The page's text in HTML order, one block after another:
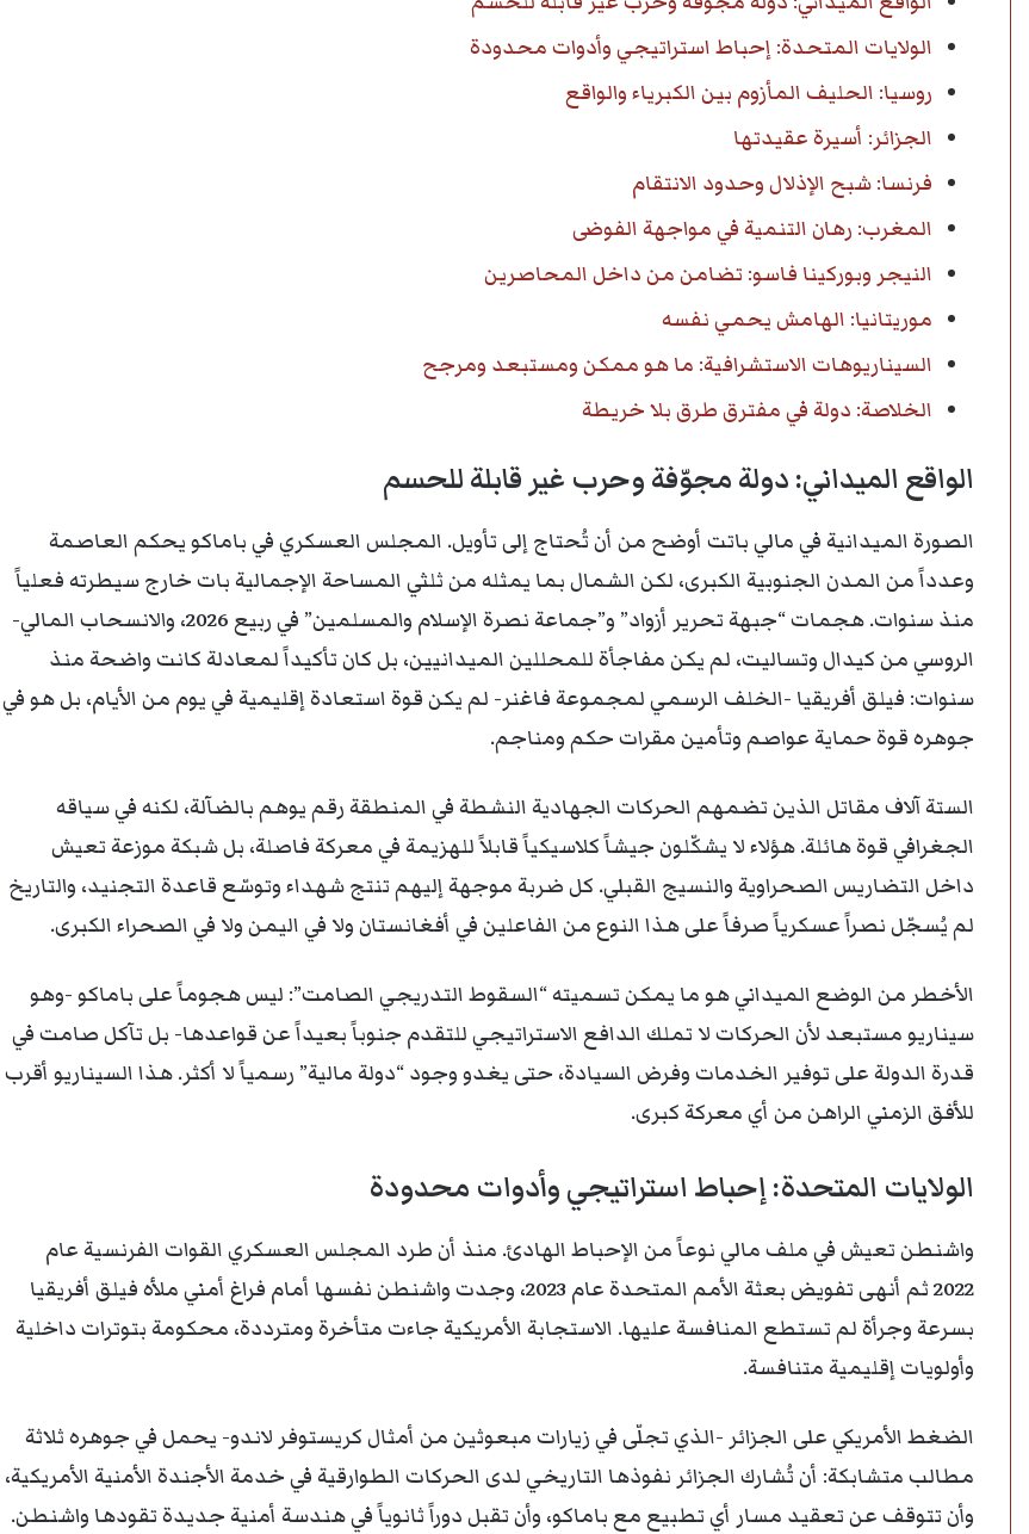
الولايات المتحدة: إحباط استراتيجي وأدوات محدودة
روسيا: الحليف المأزوم بين الكبرياء والواقع
الجزائر: أسيرة عقيدتها
فرنسا: شبح الإذلال وحدود الانتقام
المغرب: رهان التنمية في مواجهة الفوضى
النيجر وبوركينا فاسو: تضامن من داخل المحاصرين
موريتانيا: الهامش يحمي نفسه
السيناريوهات الاستشرافية: ما هو ممكن ومستبعد ومرجح
الخلاصة: دولة في مفترق طرق بلا خريطة
الواقع الميداني: دولة مجوّفة وحرب غير قابلة للحسم
الصورة الميدانية في مالي باتت أوضح من أن تُحتاج إلى تأويل. المجلس العسكري في باماكو يحكم العاصمة
وعدداً من المدن الجنوبية الكبرى، لكن الشمال بما يمثله من ثلثي المساحة الإجمالية بات خارج سيطرته فعلياً
منذ سنوات. هجمات “جبهة تحرير أزواد” و”جماعة نصرة الإسلام والمسلمين” في ربيع 2026، والانسحاب المالي-
الروسي من كيدال وتساليت، لم يكن مفاجأة للمحللين الميدانيين، بل كان تأكيداً لمعادلة كانت واضحة منذ
سنوات: فيلق أفريقيا -الخلف الرسمي لمجموعة فاغنر- لم يكن قوة استعادة إقليمية في يوم من الأيام، بل هو في
جوهره قوة حماية عواصم وتأمين مقرات حكم ومناجم.
الستة آلاف مقاتل الذين تضمهم الحركات الجهادية النشطة في المنطقة رقم يوهم بالضآلة، لكنه في سياقه
الجغرافي قوة هائلة. هؤلاء لا يشكّلون جيشاً كلاسيكياً قابلاً للهزيمة في معركة فاصلة، بل شبكة موزعة تعيش
داخل التضاريس الصحراوية والنسيج القبلي. كل ضربة موجهة إليهم تنتج شهداء وتوسّع قاعدة التجنيد، والتاريخ
لم يُسجّل نصراً عسكرياً صرفاً على هذا النوع من الفاعلين في أفغانستان ولا في اليمن ولا في الصحراء الكبرى.
الأخطر من الوضع الميداني هو ما يمكن تسميته “السقوط التدريجي الصامت”: ليس هجوماً على باماكو -وهو
سيناريو مستبعد لأن الحركات لا تملك الدافع الاستراتيجي للتقدم جنوباً بعيداً عن قواعدها- بل تآكل صامت في
قدرة الدولة على توفير الخدمات وفرض السيادة، حتى يغدو وجود “دولة مالية” رسمياً لا أكثر. هذا السيناريو أقرب
للأفق الزمني الراهن من أي معركة كبرى.
الولايات المتحدة: إحباط استراتيجي وأدوات محدودة
واشنطن تعيش في ملف مالي نوعاً من الإحباط الهادئ. منذ أن طرد المجلس العسكري القوات الفرنسية عام
2022 ثم أنهى تفويض بعثة الأمم المتحدة عام 2023، وجدت واشنطن نفسها أمام فراغ أمني ملأه فيلق أفريقيا
بسرعة وجرأة لم تستطع المنافسة عليها. الاستجابة الأمريكية جاءت متأخرة ومترددة، محكومة بتوترات داخلية
وأولويات إقليمية متنافسة.
الضغط الأمريكي على الجزائر -الذي تجلّى في زيارات مبعوثين من أمثال كريستوفر لاندو- يحمل في جوهره ثلاثة
مطالب متشابكة: أن تُشارك الجزائر نفوذها التاريخي لدى الحركات الطوارقية في خدمة الأجندة الأمنية الأمريكية،
وأن تتوقف عن تعقيد مسار أي تطبيع مع باماكو، وأن تقبل دوراً ثانوياً في هندسة أمنية جديدة تقودها واشنطن.